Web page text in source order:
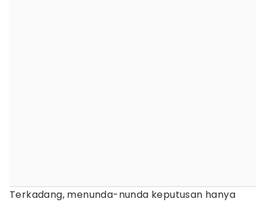
Terkadang, menunda-nunda keputusan hanya